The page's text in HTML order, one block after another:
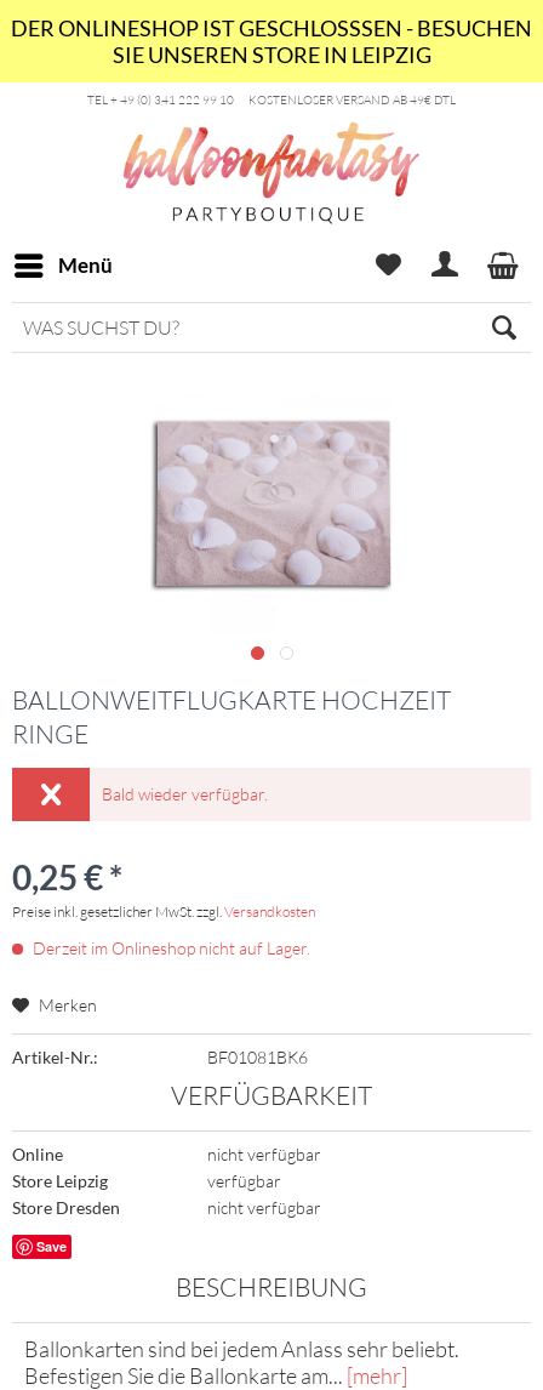
DER ONLINESHOP IST GESCHLOSSSEN - BESUCHEN
SIE UNSEREN STORE IN LEIPZIG
TEL + 49 (0) 341 222 99 10 KOSTENLOSER VERSAND AB 49€ DTL
Menü
BALLONWEITFLUGKARTE HOCHZEIT
RINGE
Bald wieder verfügbar.
0,25 € *
Preise inkl. gesetzlicher MwSt. zzgl.Versandkosten
Derzeit im Onlineshop nicht auf Lager.
Merken
Artikel-Nr.: BF01081BK6
VERFÜGBARKEIT
Online
nicht verfügbar
Store Leipzig
verfügbar
Store Dresden
nicht verfügbar
Save
BESCHREIBUNG
Ballonkarten sind bei jedem Anlass sehr beliebt.
Befestigen Sie die Ballonkarte am... [mehr]